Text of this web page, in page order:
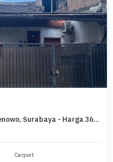
Dijual Rumah Terjangkau di Benowo, Surabaya - Harga 365 Juta
Carport